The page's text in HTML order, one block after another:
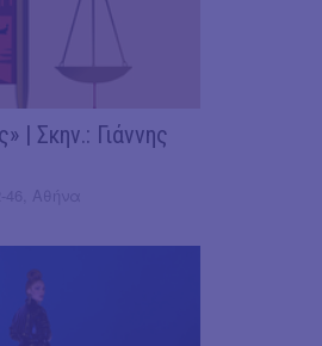
| Σκην.: Γιάννης